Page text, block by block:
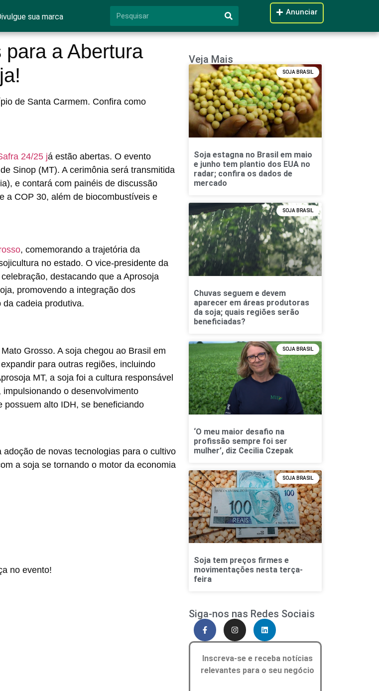
sua marca Anunciar
a Abertura
de Santa Carmem. Confira como
24/25 já estão abertas. O evento
Sinop (MT). A cerimônia será transmitida
e contará com painéis de discussão
a COP 30, além de biocombustíveis e
, comemorando a trajetória da
no estado. O vice-presidente da
celebração, destacando que a Aprosoja
promovendo a integração dos
cadeia produtiva.
Grosso. A soja chegou ao Brasil em
para outras regiões, incluindo
MT, a soja foi a cultura responsável
o desenvolvimento
possuem alto IDH, se beneficiando
de novas tecnologias para o cultivo
a soja se tornando o motor da economia
no evento!
Veja Mais
SOJA BRASIL
Soja estagna no Brasil em maio
e junho tem plantio dos EUA no
radar; confira os dados de
mercado
SOJA BRASIL
Chuvas seguem e devem
aparecer em áreas produtoras
da soja; quais regiões serão
beneficiadas?
SOJA BRASIL
‘O meu maior desafio na
profissão sempre foi ser
mulher’, diz Cecilia Czepak
SOJA BRASIL
Soja tem preços firmes e
movimentações nesta terça-
feira
Siga-nos nas Redes Sociais
Inscreva-se e receba notícias
relevantes para o seu negócio